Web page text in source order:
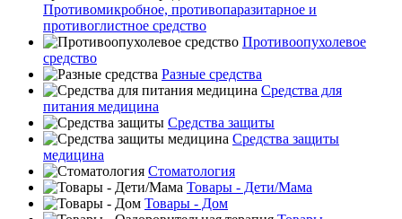
Противомикробное, противопаразитарное и
противоглистное средство
Противоопухолевое
средство
Разные средства
Средства для
питания медицина
Средства защиты
Средства защиты
медицина
Стоматология
Товары - Дети/Мама
Товары - Дом